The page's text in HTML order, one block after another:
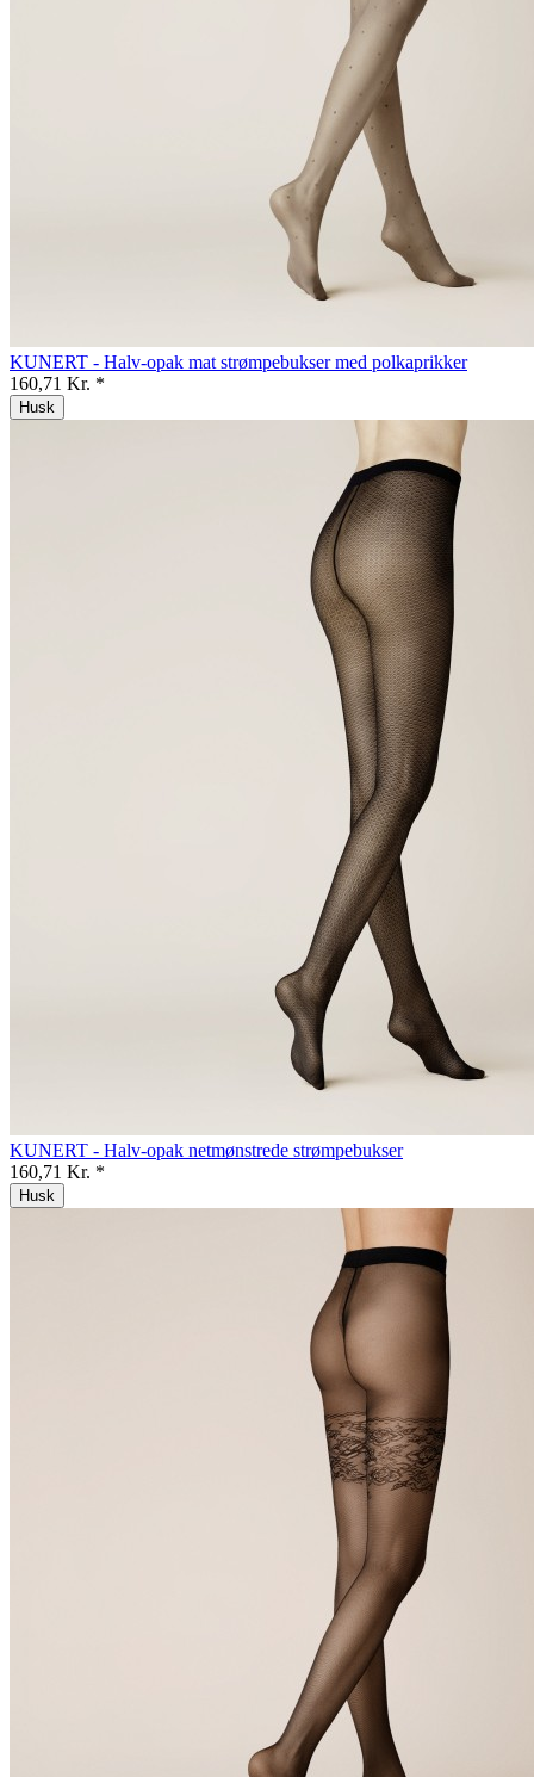
KUNERT - Halv-opak mat strømpebukser med polkaprikker
160,71 Kr. *
Husk
KUNERT - Halv-opak netmønstrede strømpebukser
160,71 Kr. *
Husk